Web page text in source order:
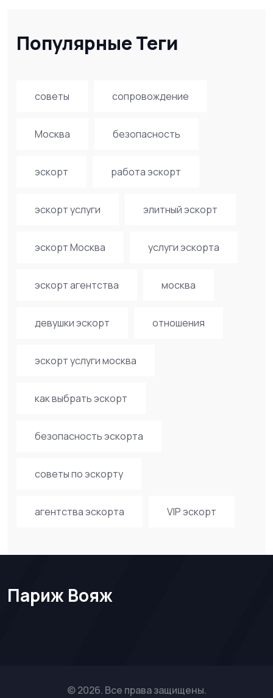
Популярные Теги
советы сопровождение
Москва безопасность
эскорт работа эскорт
эскорт услуги элитный эскорт
эскорт Москва услуги эскорта
эскорт агентства москва
девушки эскорт отношения
эскорт услуги москва
как выбрать эскорт
безопасность эскорта
советы по эскорту
агентства эскорта VIP эскорт
Париж Вояж
© 2026. Все права защищены.